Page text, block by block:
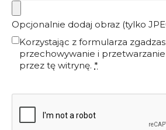
Opcjonalnie dodaj obraz (tylko
Korzystając z formularza
przechowywanie i
przez tę witrynę. *